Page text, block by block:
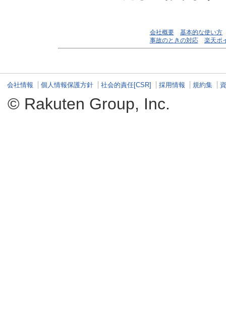
会社概要
基本的な使い方
事故のときの対応
楽天ポ
会社情報 個人情報保護方針 社会的責任[CSR] 採用情報 規約集
© Rakuten Group, Inc.